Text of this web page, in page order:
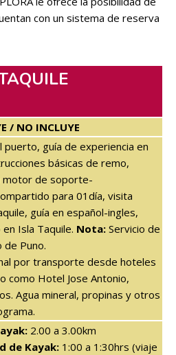
con un sistema de reserva
/ NO INCLUYE
puerto, guía de experiencia en
básicas de remo,
motor de soporte-
para 01día, visita
guía en español-ingles,
Isla Taquile. Nota: Servicio de
de Puno.
por transporte desde hoteles
como Hotel Jose Antonio,
Agua mineral, propinas y otros
2.00 a 3.00km
de Kayak: 1:00 a 1:30hrs (viaje